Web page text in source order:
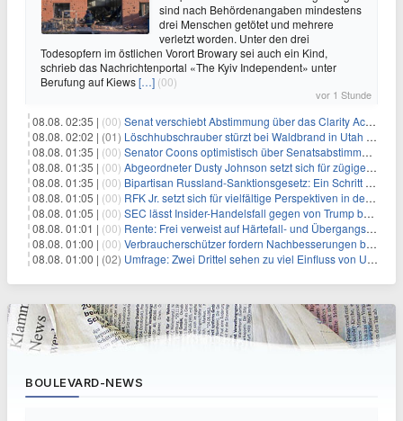
sind nach Behördenangaben mindestens
drei Menschen getötet und mehrere
verletzt worden. Unter den drei
Todesopfern im östlichen Vorort Browary sei auch ein Kind,
schrieb das Nachrichtenportal «The Kyiv Independent» unter
Berufung auf Kiews[…] (00)
vor 1 Stunde
08.08. 02:35 | (00) Senat verschiebt Abstimmung über das Clarity Act: Auswirkungen auf Unternehmen und das Vertrauen der Investoren
08.08. 02:02 | (01) Löschhubschrauber stürzt bei Waldbrand in Utah ab
08.08. 01:35 | (00) Senator Coons optimistisch über Senatsabstimmungen angesichts von Finanzierungsbedenken
08.08. 01:35 | (00) Abgeordneter Dusty Johnson setzt sich für zügige Regierungsfinanzierung angesichts von Shutdown-Risiken ein
08.08. 01:35 | (00) Bipartisan Russland-Sanktionsgesetz: Ein Schritt in Richtung Energieunabhängigkeit
08.08. 01:05 | (00) RFK Jr. setzt sich für vielfältige Perspektiven in der Gesundheitspolitik beim CDC-Gedenkakt ein
08.08. 01:05 | (00) SEC lässt Insider-Handelsfall gegen von Trump begnadigten Manager fallen
08.08. 01:01 | (00) Rente: Frei verweist auf Härtefall- und Übergangsregelungen
08.08. 01:00 | (00) Verbraucherschützer fordern Nachbesserungen bei Frühstartrente
08.08. 01:00 | (02) Umfrage: Zwei Drittel sehen zu viel Einfluss von US-Tech-Konzernen
BOULEVARD-NEWS